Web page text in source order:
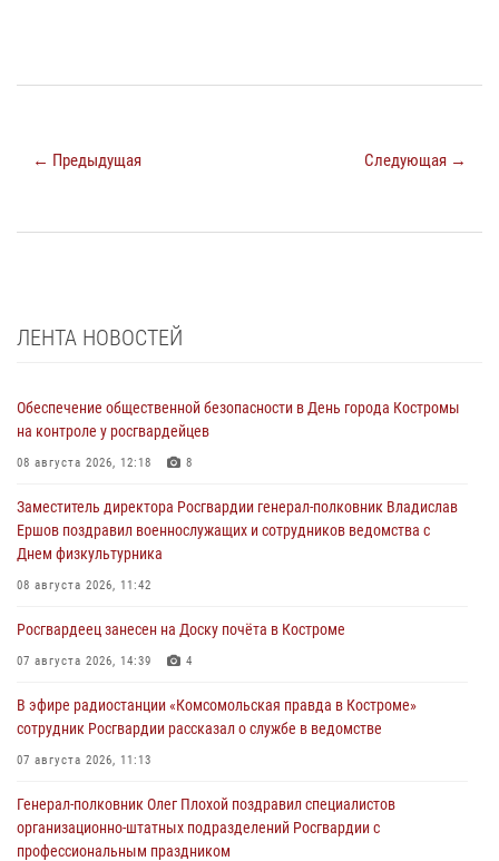
← Предыдущая Следующая →
ЛЕНТА НОВОСТЕЙ
Обеспечение общественной безопасности в День города Костромы
на контроле у росгвардейцев
08 августа 2026, 12:18 8
Заместитель директора Росгвардии генерал-полковник Владислав
Ершов поздравил военнослужащих и сотрудников ведомства с
Днем физкультурника
08 августа 2026, 11:42
Росгвардеец занесен на Доску почёта в Костроме
07 августа 2026, 14:39 4
В эфире радиостанции «Комсомольская правда в Костроме»
сотрудник Росгвардии рассказал о службе в ведомстве
07 августа 2026, 11:13
Генерал-полковник Олег Плохой поздравил специалистов
организационно-штатных подразделений Росгвардии с
профессиональным праздником